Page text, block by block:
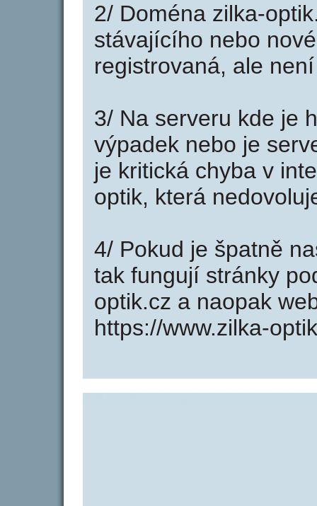
2/ Doména zilka-
stávajícího nebo
registrovaná, ale
3/ Na serveru kde je
výpadek nebo je
je kritická chyba v
optik, která
4/ Pokud je špatně
tak fungují stránky
optik.cz a naopak
https://www.zilka-